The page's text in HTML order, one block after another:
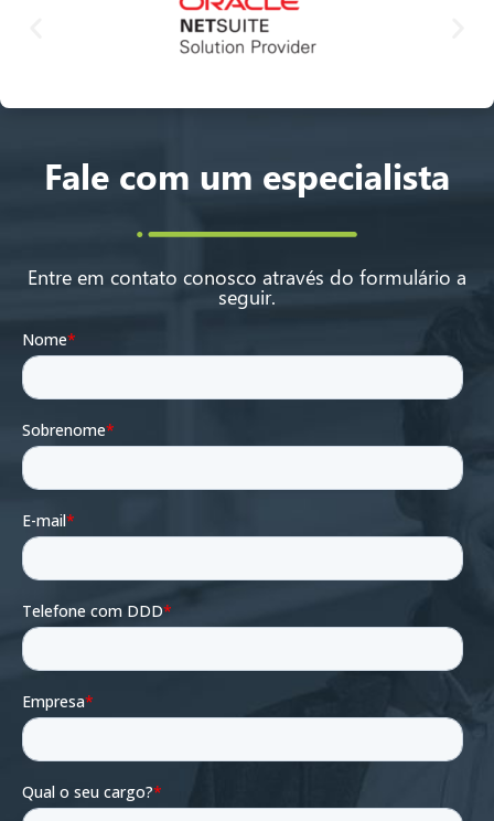
Fale com um especialista
Entre em contato conosco através do formulário a
seguir.